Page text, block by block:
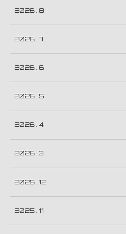
2026 . 8
2026 . 7
2026 . 6
2026 . 5
2026 . 4
2026 . 3
2025 . 12
2025 . 11